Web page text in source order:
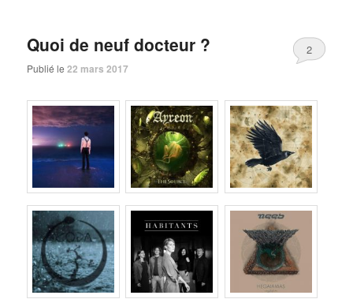
Quoi de neuf docteur ?
Publié le22 mars 2017
2